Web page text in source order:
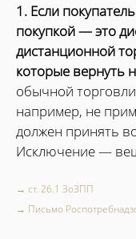
1. Если
покупкой — это
дистанционной
которые вернуть
обычной
например, не
должен принять
Исключение —
→ ст. 26.1 ЗоЗПП
→ Письмо